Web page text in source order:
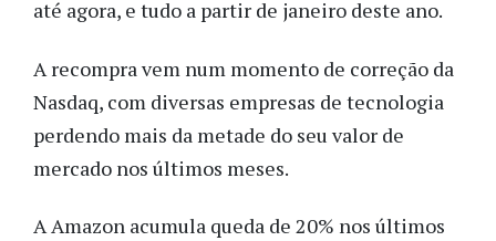
até agora, e tudo a partir de janeiro deste ano.
A recompra vem num momento de correção da
Nasdaq, com diversas empresas de tecnologia
perdendo mais da metade do seu valor de
mercado nos últimos meses.
A Amazon acumula queda de 20% nos últimos